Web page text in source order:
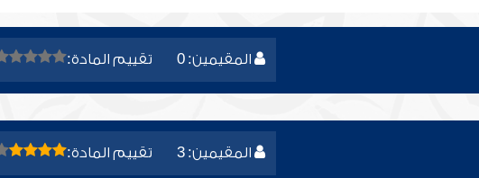
المقيمين: 0 تقييم المادة:
المقيمين: 3 تقييم المادة: